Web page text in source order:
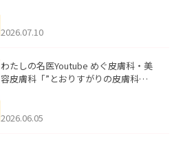
た。
2026.07.10
わたしの名医Youtube めぐ皮膚科・美
容皮膚科「”とおりすがりの皮膚科
2026.06.05